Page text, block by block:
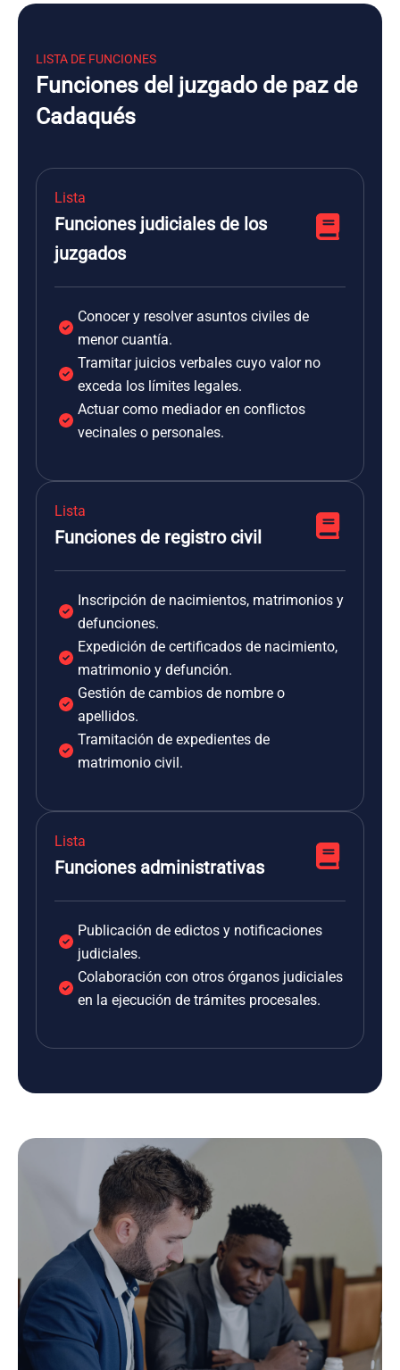
LISTA DE FUNCIONES
Funciones del juzgado de paz de
Cadaqués
Lista
Funciones judiciales de los
juzgados
Conocer y resolver asuntos civiles de
menor cuantía.
Tramitar juicios verbales cuyo valor no
exceda los límites legales.
Actuar como mediador en conflictos
vecinales o personales.
Lista
Funciones de registro civil
Inscripción de nacimientos, matrimonios y
defunciones.
Expedición de certificados de nacimiento,
matrimonio y defunción.
Gestión de cambios de nombre o
apellidos.
Tramitación de expedientes de
matrimonio civil.
Lista
Funciones administrativas
Publicación de edictos y notificaciones
judiciales.
Colaboración con otros órganos judiciales
en la ejecución de trámites procesales.